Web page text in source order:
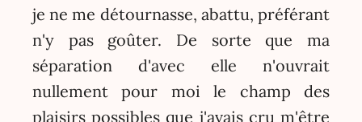
je ne me détournasse, abattu, préférant
n'y pas goûter. De sorte que ma
séparation d'avec elle n'ouvrait
nullement pour moi le champ des
plaisirs possibles que j'avais cru m'être